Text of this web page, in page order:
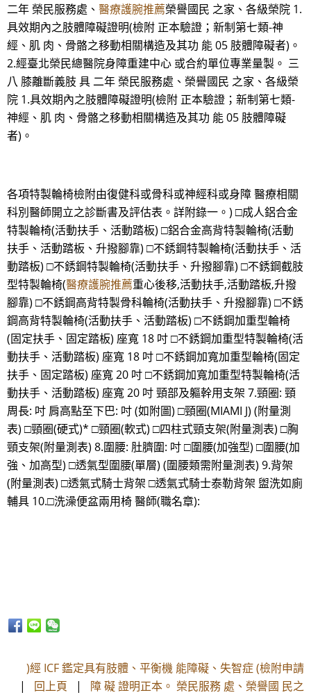
二年 榮民服務處、 醫療護腕推薦榮譽國民 之家、各級榮院 1.
具效期內之肢體障礙證明(檢附 正本驗證；新制第七類-神
經、肌 肉、骨骼之移動相關構造及其功 能 05 肢體障礙者)。
2.經臺北榮民總醫院身障重建中心 或合約單位專業量製。 三
八 膝離斷義肢 具 二年 榮民服務處、榮譽國民 之家、各級榮
院 1.具效期內之肢體障礙證明(檢附 正本驗證；新制第七類-
神經、肌 肉、骨骼之移動相關構造及其功 能 05 肢體障礙
者)。
各項特製輪椅檢附由復健科或骨科或神經科或身障 醫療相關
科別醫師開立之診斷書及評估表。詳附錄一。) □成人鋁合金
特製輪椅(活動扶手、活動踏板) □鋁合金高背特製輪椅(活動
扶手、活動踏板、升撥腳靠) □不銹鋼特製輪椅(活動扶手、活
動踏板) □不銹鋼特製輪椅(活動扶手、升撥腳靠) □不銹鋼截肢
型特製輪椅(醫療護腕推薦重心後移,活動扶手,活動踏板,升撥
腳靠) □不銹鋼高背特製骨科輪椅(活動扶手、升撥腳靠) □不銹
鋼高背特製輪椅(活動扶手、活動踏板) □不銹鋼加重型輪椅
(固定扶手、固定踏板) 座寬 18 吋 □不銹鋼加重型特製輪椅(活
動扶手、活動踏板) 座寬 18 吋 □不銹鋼加寬加重型輪椅(固定
扶手、固定踏板) 座寬 20 吋 □不銹鋼加寬加重型特製輪椅(活
動扶手、活動踏板) 座寬 20 吋 頸部及軀幹用支架 7.頸圈: 頸
周長: 吋 肩高點至下巴: 吋 (如附圖) □頸圈(MIAMI J) (附量測
表) □頸圈(硬式)* □頸圈(軟式) □四柱式頸支架(附量測表) □胸
頸支架(附量測表) 8.圍腰: 肚臍圍: 吋 □圍腰(加強型) □圍腰(加
強、加高型) □透氣型圍腰(單層) (圍腰類需附量測表) 9.背架
(附量測表) □透氣式騎士背架 □透氣式騎士泰勒背架 盥洗如廁
輔具 10.□洗澡便盆兩用椅 醫師(職名章):
)經 ICF 鑑定具有肢體、平衡機 能障礙、失智症 (檢附申請
| 回上頁 | 障 礙 證明正本。 榮民服務 處、榮譽國 民之